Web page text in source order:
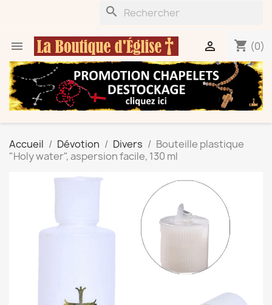
search
 shopping_cart (0)

Accueil Dévotion Divers
Bouteille plastique
"Holy water", aspersion facile, 130 ml